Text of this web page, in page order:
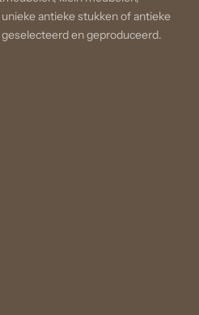
antieke stukken of antieke
en geproduceerd.